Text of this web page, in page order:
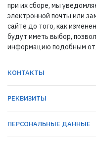
при их сборе, мы
электронной почты или
сайте до того, как
будут иметь выбор,
информацию подобным
КОНТАКТЫ
РЕКВИЗИТЫ
ПЕРСОНАЛЬНЫЕ ДАННЫЕ